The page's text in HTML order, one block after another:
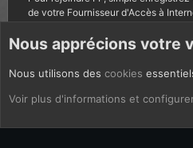
de votre Fournisseur d'Accès à
CoOkies Français (FR)
Nous apprécions votre
Nous utilisons des cookies
Voir plus d'informations et